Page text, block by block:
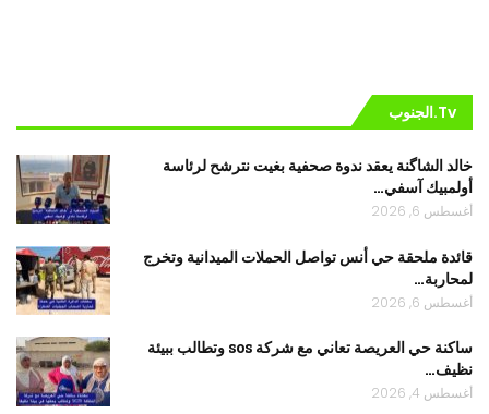
Tv.الجنوب
خالد الشاگنة يعقد ندوة صحفية بغيت نترشح لرئاسة
أولمبيك آسفي…
أغسطس 6, 2026
قائدة ملحقة حي أنس تواصل الحملات الميدانية وتخرج
لمحاربة…
أغسطس 6, 2026
ساكنة حي العريصة تعاني مع شركة sos وتطالب ببيئة
نظيف…
أغسطس 4, 2026